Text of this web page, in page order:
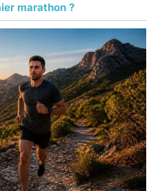
marathon ?